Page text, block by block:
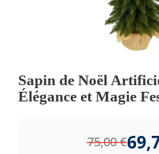
Sapin de Noël
Élégance et Magie
75,00€